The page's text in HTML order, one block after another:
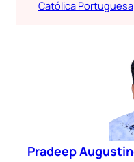
Católica Portuguesa
Pradeep